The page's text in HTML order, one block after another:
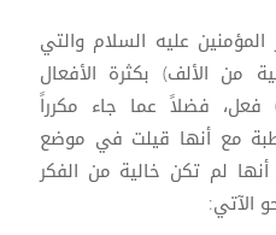
المؤمنين عليه السلام والتي
من الألف) بكثرة الأفعال
إذ وصلت إلى (170) فعل، فضلاً عما جاء مكرراً
مع أنها قيلت في موضع
أنها لم تكن خالية من الفكر
الآتي: